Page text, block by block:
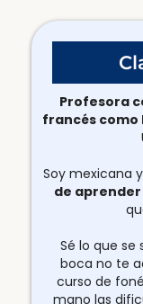
Profesora
francés
Soy mexicana y
de
Sé lo que
boca no te
curso de
mano las